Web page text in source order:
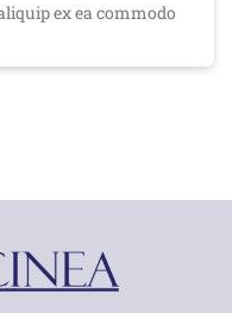
ex ea commodo